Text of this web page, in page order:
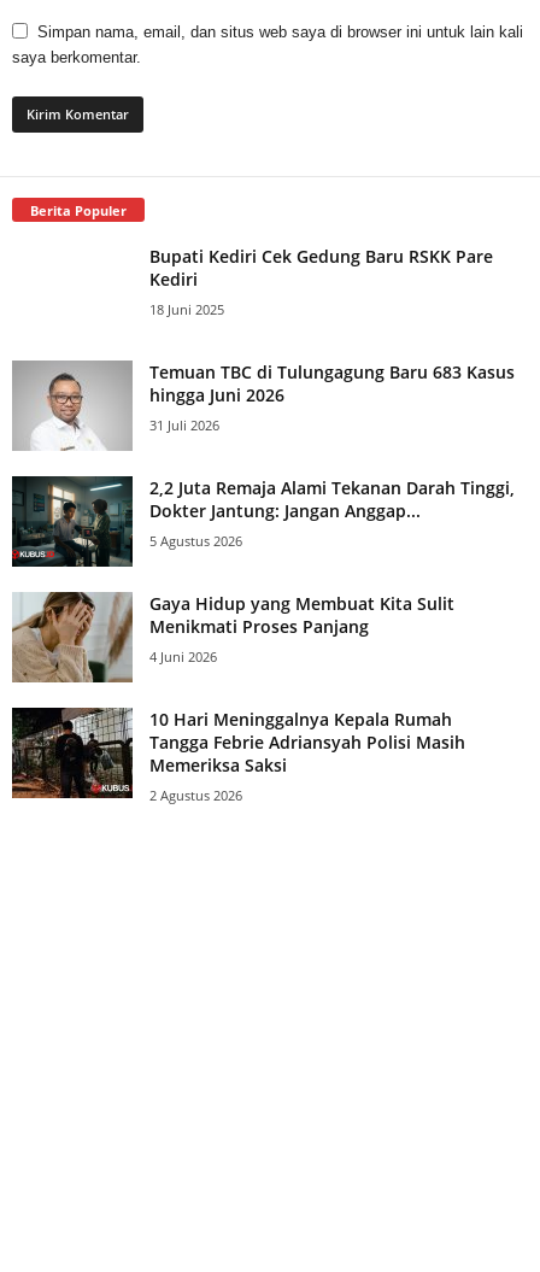
Simpan nama, email, dan situs web saya di browser ini untuk lain kali
saya berkomentar.
Berita Populer
Bupati Kediri Cek Gedung Baru RSKK Pare
Kediri
18 Juni 2025
Temuan TBC di Tulungagung Baru 683 Kasus
hingga Juni 2026
31 Juli 2026
2,2 Juta Remaja Alami Tekanan Darah Tinggi,
Dokter Jantung: Jangan Anggap...
5 Agustus 2026
Gaya Hidup yang Membuat Kita Sulit
Menikmati Proses Panjang
4 Juni 2026
10 Hari Meninggalnya Kepala Rumah
Tangga Febrie Adriansyah Polisi Masih
Memeriksa Saksi
2 Agustus 2026